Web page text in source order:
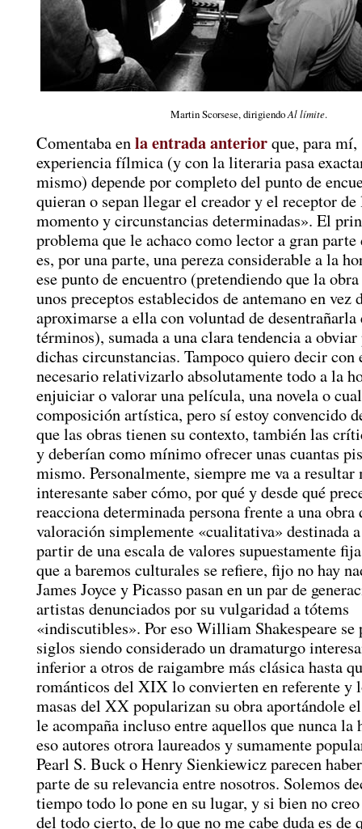
Martin Scorsese, dirigiendoAl límite.
Comentaba enla entrada anteriorque, para mí,
experiencia fílmica (y con la literaria pasa
mismo) depende por completo del punto de
quieran o sepan llegar el creador y el receptor de
momento y circunstancias determinadas». El
problema que le achaco como lector a gran
es, por una parte, una pereza considerable a la
ese punto de encuentro (pretendiendo que la
unos preceptos establecidos de antemano en vez
aproximarse a ella con voluntad de desentrañarla
términos), sumada a una clara tendencia a
dichas circunstancias. Tampoco quiero decir con
necesario relativizarlo absolutamente todo a la
enjuiciar o valorar una película, una novela o
composición artística, pero sí estoy convencido
que las obras tienen su contexto, también las
y deberían como mínimo ofrecer unas cuantas
mismo. Personalmente, siempre me va a resultar
interesante saber cómo, por qué y desde qué
reacciona determinada persona frente a una obra
valoración simplemente «cualitativa» destinada
partir de una escala de valores supuestamente
que a baremos culturales se refiere, fijo no hay
James Joyce y Picasso pasan en un par de
artistas denunciados por su vulgaridad a tótems
«indiscutibles». Por eso William Shakespeare se
siglos siendo considerado un dramaturgo
inferior a otros de raigambre más clásica hasta
románticos del XIX lo convierten en referente y
masas del XX popularizan su obra aportándole
le acompaña incluso entre aquellos que nunca la
eso autores otrora laureados y sumamente
Pearl S. Buck o Henry Sienkiewicz parecen
parte de su relevancia entre nosotros. Solemos
tiempo todo lo pone en su lugar, y si bien no creo
del todo cierto, de lo que no me cabe duda es de